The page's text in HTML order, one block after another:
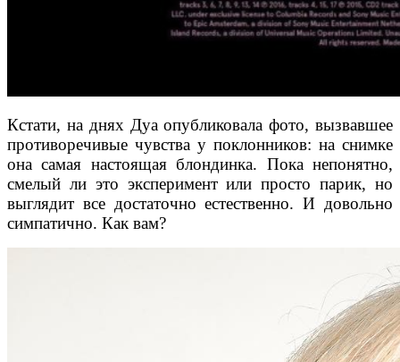
Кстати, на днях Дуа опубликовала фото, вызвавшее
противоречивые чувства у поклонников: на снимке
она самая настоящая блондинка. Пока непонятно,
смелый ли это эксперимент или просто парик, но
выглядит все достаточно естественно. И довольно
симпатично. Как вам?